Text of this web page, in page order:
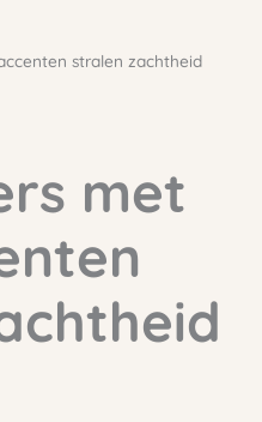
stralen zachtheid
met